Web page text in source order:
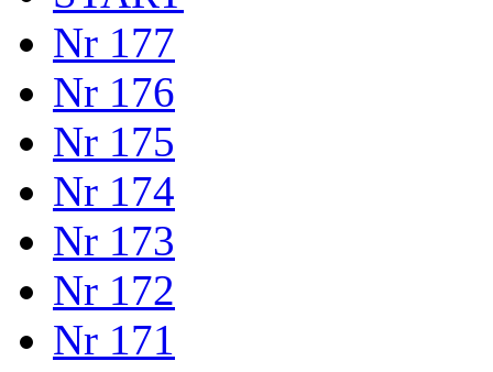
Nr 177
Nr 176
Nr 175
Nr 174
Nr 173
Nr 172
Nr 171